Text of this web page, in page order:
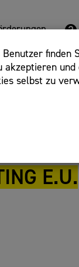
finden
akzeptieren
selbst zu
E.U.